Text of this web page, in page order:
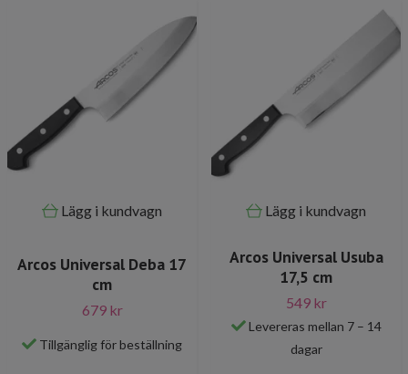
Lägg i kundvagn
Arcos Universal Deba 17
cm
679 kr
Tillgänglig för beställning
Lägg i kundvagn
Arcos Universal Usuba
17,5 cm
549 kr
Levereras mellan 7 – 14
dagar